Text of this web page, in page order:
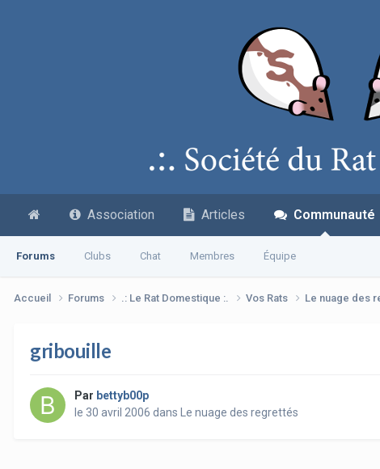
Association Articles Communauté
Forums Clubs Chat Membres Équipe
Accueil Forums .: Le Rat Domestique :. Vos Rats Le nuage des
gribouille
Par bettyb00p
le 30 avril 2006 dans Le nuage des regrettés